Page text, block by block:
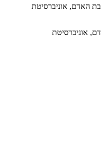
האדם, אוניברסיטת
אוניברסיטת